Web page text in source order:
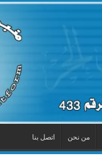
من نحن اتصل بنا